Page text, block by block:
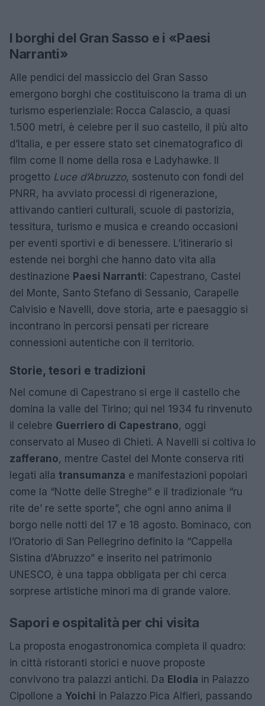
I borghi del Gran Sasso e i «Paesi
Narranti»
Alle pendici del massiccio del Gran Sasso
emergono borghi che costituiscono la trama di un
turismo esperienziale: Rocca Calascio, a quasi
1.500 metri, è celebre per il suo castello, il più alto
d’Italia, e per essere stato set cinematografico di
film come Il nome della rosa e Ladyhawke. Il
progetto Luce d’Abruzzo, sostenuto con fondi del
PNRR, ha avviato processi di rigenerazione,
attivando cantieri culturali, scuole di pastorizia,
tessitura, turismo e musica e creando occasioni
per eventi sportivi e di benessere. L’itinerario si
estende nei borghi che hanno dato vita alla
destinazione Paesi Narranti: Capestrano, Castel
del Monte, Santo Stefano di Sessanio, Carapelle
Calvisio e Navelli, dove storia, arte e paesaggio si
incontrano in percorsi pensati per ricreare
connessioni autentiche con il territorio.
Storie, tesori e tradizioni
Nel comune di Capestrano si erge il castello che
domina la valle del Tirino; qui nel 1934 fu rinvenuto
il celebre Guerriero di Capestrano, oggi
conservato al Museo di Chieti. A Navelli si coltiva lo
zafferano, mentre Castel del Monte conserva riti
legati alla transumanza e manifestazioni popolari
come la “Notte delle Streghe” e il tradizionale “ru
rite de’ re sette sporte”, che ogni anno anima il
borgo nelle notti del 17 e 18 agosto. Bominaco, con
l’Oratorio di San Pellegrino definito la “Cappella
Sistina d’Abruzzo” e inserito nel patrimonio
UNESCO, è una tappa obbligata per chi cerca
sorprese artistiche minori ma di grande valore.
Sapori e ospitalità per chi visita
La proposta enogastronomica completa il quadro:
in città ristoranti storici e nuove proposte
convivono tra palazzi antichi. Da Elodia in Palazzo
Cipollone a Yoichi in Palazzo Pica Alfieri, passando